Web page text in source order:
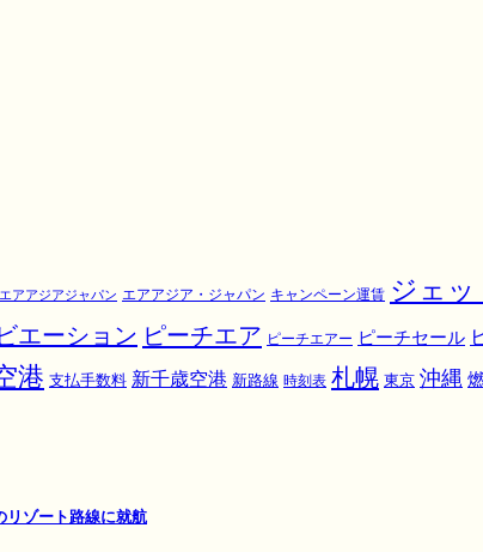
エアアジアジャパン エアアジア・ジャパン キャンペーン運賃 ジェッ
エーション ピーチエア ピーチエアー ピーチセール
港 支払手数料 新千歳空港 新路線 時刻表 札幌 東京 沖縄
リゾート路線に就航